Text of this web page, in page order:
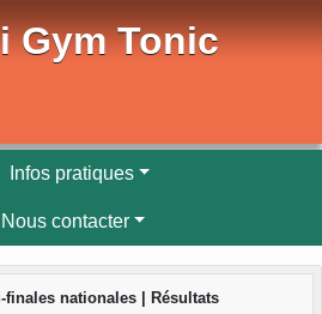
Gym Tonic
Infos pratiques
Nous contacter
finales nationales | Résultats